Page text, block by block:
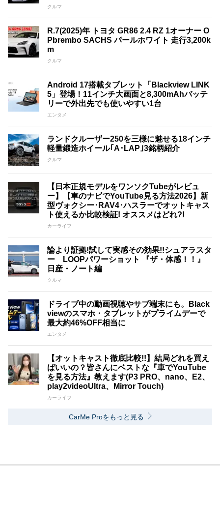
クルマ
R.7(2025)年 トヨタ GR86 2.4 RZ 1オーナー O
Pbrembo SACHS パールホワイト 走行3,200k
m
クルマ
Android 17搭載タブレット「Blackview LINK
5」登場！11インチ大画面と8,300mAhバッテ
リーで外出先でも使いやすい1台
エンタメ
ランドクルーザー250を三様に魅せる18インチ
軽量鍛造ホイール｢A･LAP｣3銘柄紹介
クルマ
【日本正規モデルをワンソクTubeがレビュ
ー】【車のナビでYouTube見る方法2026】新
型ヴォクシー･RAV4･ハスラーでオットキャス
ト使えるか比較検証! オススメはどれ?!
カーライフ
論より証拠!試して実感その効果!!シュアラスタ
ー LOOPパワーショット 『ザ・体感！！』
日産・ノート編
クルマ
ドライブ中の動画視聴やサブ端末にも。Black
viewのスマホ・タブレットがプライムデーで
最大約46%OFF相当に
エンタメ
【オットキャスト徹底比較!!】結局どれを買え
ばいいの？皆さんにベストな『車でYouTube
を見る方法』教えます(P3 PRO、nano、E2、
play2videoUltra、Mirror Touch)
カーライフ
CarMe Proをもっと見る